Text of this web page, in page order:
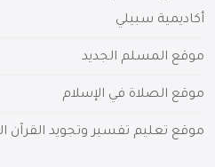
أكاديمية سبيلي
موقع المسلم الجديد
موقع الصلاة في الإسلام
موقع تعليم تفسير وتجويد القرآن